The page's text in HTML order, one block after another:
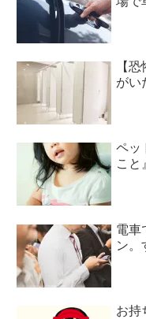
【
がい
ペッ
こと
電車
ン。
お持